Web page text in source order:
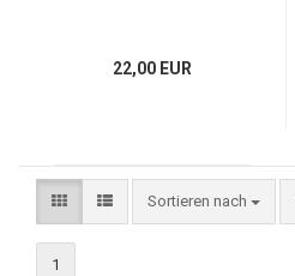
22,00 EUR
Sortieren nach
1